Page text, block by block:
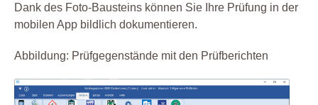
Dank des Foto-Bausteins können Sie Ihre Prüfung in der
mobilen App bildlich dokumentieren.
Abbildung: Prüfgegenstände mit den Prüfberichten